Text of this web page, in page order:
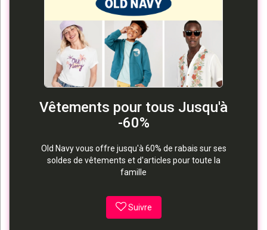
Vêtements pour tous Jusqu'à
-60%
Old Navy vous offre jusqu'à 60% de rabais sur ses
soldes de vêtements et d'articles pour toute la
famille
Suivre